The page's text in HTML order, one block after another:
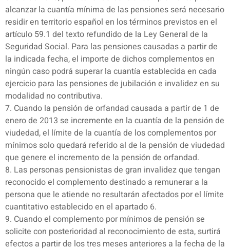
alcanzar la cuantía mínima de las pensiones será necesario
residir en territorio español en los términos previstos en el
artículo 59.1 del texto refundido de la Ley General de la
Seguridad Social. Para las pensiones causadas a partir de
la indicada fecha, el importe de dichos complementos en
ningún caso podrá superar la cuantía establecida en cada
ejercicio para las pensiones de jubilación e invalidez en su
modalidad no contributiva.
7. Cuando la pensión de orfandad causada a partir de 1 de
enero de 2013 se incremente en la cuantía de la pensión de
viudedad, el límite de la cuantía de los complementos por
mínimos solo quedará referido al de la pensión de viudedad
que genere el incremento de la pensión de orfandad.
8. Las personas pensionistas de gran invalidez que tengan
reconocido el complemento destinado a remunerar a la
persona que le atiende no resultarán afectados por el límite
cuantitativo establecido en el apartado 6.
9. Cuando el complemento por mínimos de pensión se
solicite con posterioridad al reconocimiento de esta, surtirá
efectos a partir de los tres meses anteriores a la fecha de la